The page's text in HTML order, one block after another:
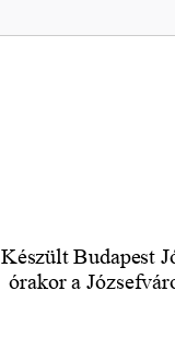
Készült Budapest
órakor a